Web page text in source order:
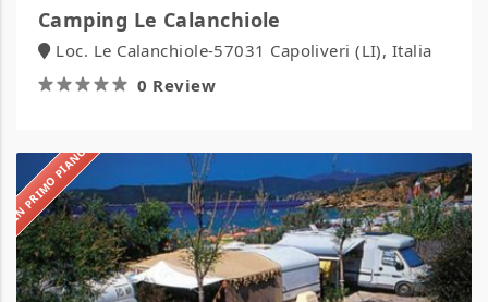
Camping Le Calanchiole
Loc. Le Calanchiole-57031 Capoliveri (LI), Italia
0 Review
IN PRIMO PIANO
Camping
Lido